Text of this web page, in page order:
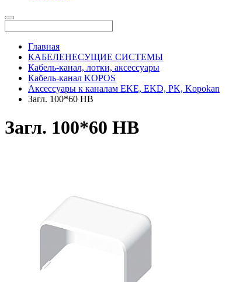
Главная
КАБЕЛЕНЕСУЩИЕ СИСТЕМЫ
Кабель-канал, лотки, аксессуары
Кабель-канал KOPOS
Аксессуары к каналам EKE, EKD, PK, Kopokan
Загл. 100*60 НВ
Загл. 100*60 НВ